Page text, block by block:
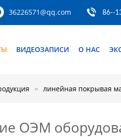
36226571@qq.com 86--
ВИДЕОЗАПИСИ О НАС
линейная покрывая
ОЭМ